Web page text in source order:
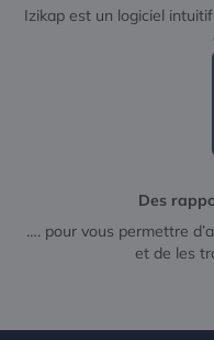
Izikap est un logiciel
Des
…. pour vous permettre
et de les